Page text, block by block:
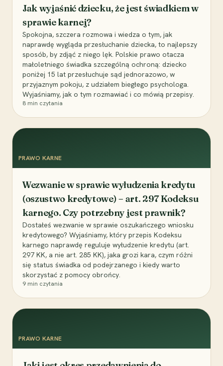
Jak wyjaśnić dziecku, że jest świadkiem w
sprawie karnej?
Spokojna, szczera rozmowa i wiedza o tym, jak
naprawdę wygląda przesłuchanie dziecka, to najlepszy
sposób, by zdjąć z niego lęk. Polskie prawo otacza
małoletniego świadka szczególną ochroną: dziecko
poniżej 15 lat przesłuchuje sąd jednorazowo, w
przyjaznym pokoju, z udziałem biegłego psychologa.
Wyjaśniamy, jak o tym rozmawiać i co mówią przepisy.
8 min czytania
PRAWO KARNE
Wezwanie w sprawie wyłudzenia kredytu
(oszustwo kredytowe) – art. 297 Kodeksu
karnego. Czy potrzebny jest prawnik?
Dostałeś wezwanie w sprawie oszukańczego wniosku
kredytowego? Wyjaśniamy, który przepis Kodeksu
karnego naprawdę reguluje wyłudzenie kredytu (art.
297 KK, a nie art. 285 KK), jaka grozi kara, czym różni
się status świadka od podejrzanego i kiedy warto
skorzystać z pomocy obrońcy.
9 min czytania
PRAWO KARNE